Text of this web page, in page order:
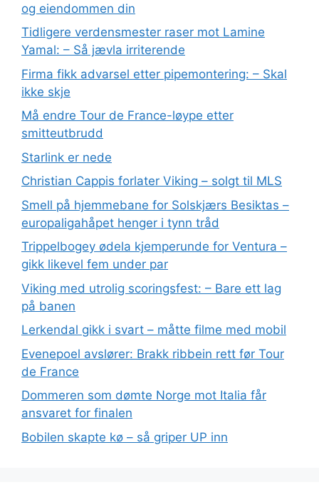
og eiendommen din
Tidligere verdensmester raser mot Lamine
Yamal: – Så jævla irriterende
Firma fikk advarsel etter pipemontering: – Skal
ikke skje
Må endre Tour de France-løype etter
smitteutbrudd
Starlink er nede
Christian Cappis forlater Viking – solgt til MLS
Smell på hjemmebane for Solskjærs Besiktas –
europaligahåpet henger i tynn tråd
Trippelbogey ødela kjemperunde for Ventura –
gikk likevel fem under par
Viking med utrolig scoringsfest: – Bare ett lag
på banen
Lerkendal gikk i svart – måtte filme med mobil
Evenepoel avslører: Brakk ribbein rett før Tour
de France
Dommeren som dømte Norge mot Italia får
ansvaret for finalen
Bobilen skapte kø – så griper UP inn